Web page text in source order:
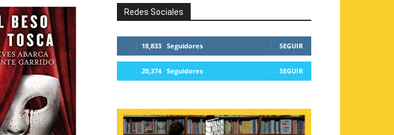
Redes Sociales
18,833 Seguidores SEGUIR
20,374 Seguidores SEGUIR